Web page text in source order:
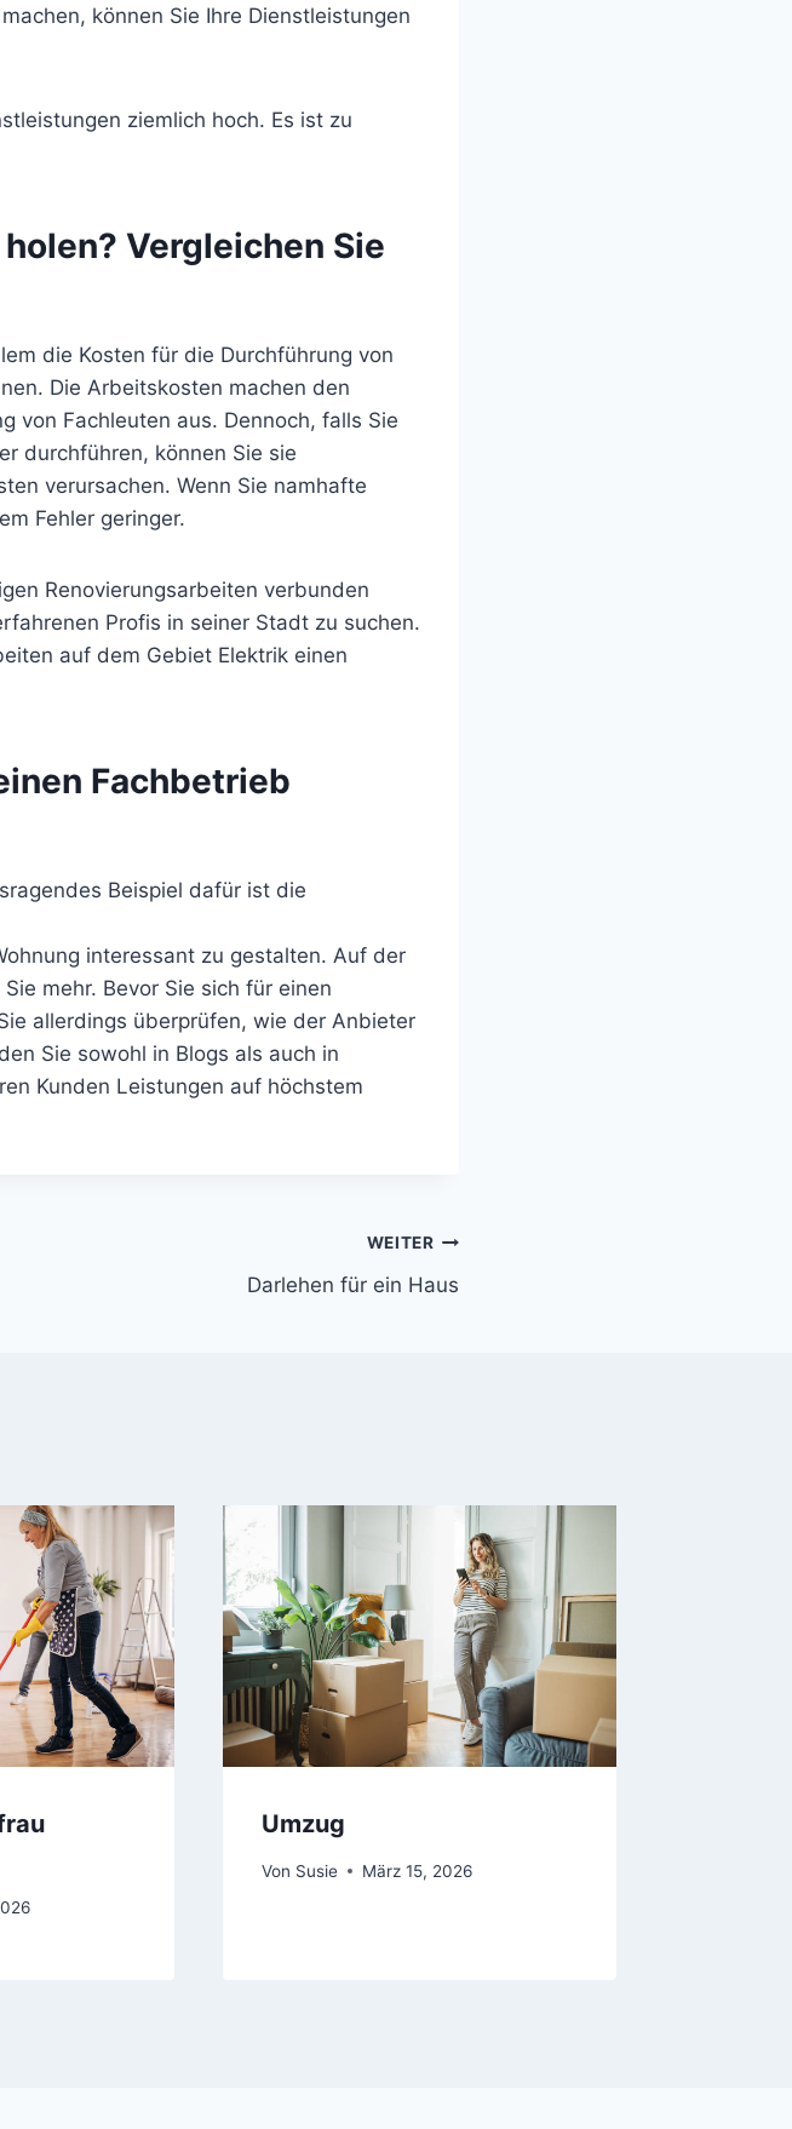
können Sie Ihre Dienstleistungen
ziemlich hoch. Es ist zu
Vergleichen Sie
die Kosten für die Durchführung von
Die Arbeitskosten machen den
von Fachleuten aus. Dennoch, falls Sie
durchführen, können Sie sie
verursachen. Wenn Sie namhafte
Fehler geringer.
Renovierungsarbeiten verbunden
Profis in seiner Stadt zu suchen.
auf dem Gebiet Elektrik einen
Fachbetrieb
Beispiel dafür ist die
interessant zu gestalten. Auf der
mehr. Bevor Sie sich für einen
allerdings überprüfen, wie der Anbieter
Sie sowohl in Blogs als auch in
Kunden Leistungen auf höchstem
WEITER
Darlehen für ein Haus
Umzug
Von Susie März 15, 2026